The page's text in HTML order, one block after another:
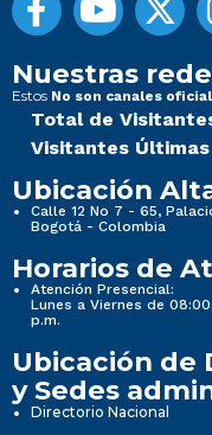
Nuestras
Estos No son canales
Total de
Visitantes
Ubicación
Calle 12 No 7 - 65,
Bogotá - Colombia
Horarios de
Atención Presencial:
Lunes a Viernes de
p.m.
Ubicación de
y Sedes
Directorio Nacional